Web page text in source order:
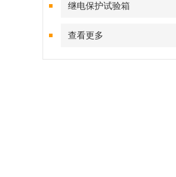
继电保护试验箱
查看更多